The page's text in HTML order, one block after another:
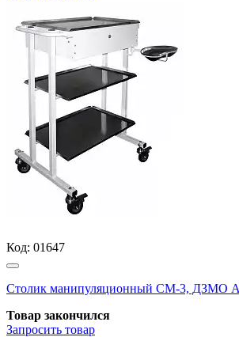
Код: 01647
Столик манипуляционный СМ-3,
Товар закончился
Запросить товар